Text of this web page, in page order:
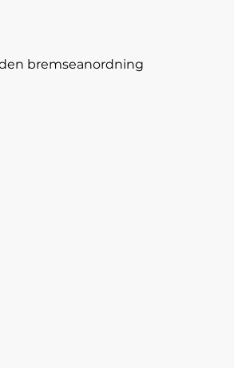
bremseanordning